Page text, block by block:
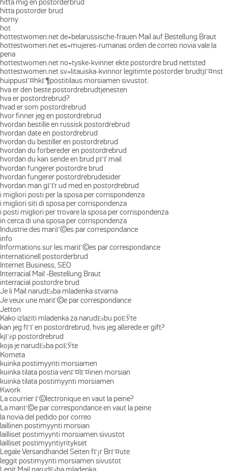
hitta mig en postorderbrud
hitta postorder brud
horny
hot
hottestwomen.net de+belarussische-frauen Mail auf Bestellung Braut
hottestwomen.net es+mujeres-rumanas orden de correo novia vale la
pena
hottestwomen.net no+tyske-kvinner ekte postordre brud nettsted
hottestwomen.net sv+litauiska-kvinnor legitimte postorder brudtjГ¤nst
huippusГ¤hkГ¶postitilaus morsiamen sivustot.
hva er den beste postordrebrudtjenesten
hva er postordrebrud?
hvad er som postordrebrud
hvor finner jeg en postordrebrud
hvordan bestille en russisk postordrebrud
hvordan date en postordrebrud
hvordan du bestiller en postordrebrud
hvordan du forbereder en postordrebrud
hvordan du kan sende en brud pГҐ mail
hvordan fungerer postordre brud
hvordan fungerer postordrebrudesider
hvordan man gГҐr ud med en postordrebrud
i migliori posti per la sposa per corrispondenza
i migliori siti di sposa per corrispondenza
i posti migliori per trovare la sposa per corrispondenza
in cerca di una sposa per corrispondenza
Industrie des mariГ©es par correspondance
info
Informations sur les mariГ©es par correspondance
internationell postorderbrud
Internet Business, SEO
Interracial Mail -Bestellung Braut
interracial postordre brud
Je li Mail narudЕѕba mladenka stvarna
Je veux une mariГ©e par correspondance
Jetton
Kako izlaziti mladenka za narudЕѕbu poЕЎte
kan jeg fГҐ en postordrebrud, hvis jeg allerede er gift?
kjГёp postordrebrud
koja je narudЕѕba poЕЎte
Kometa
kuinka postimyynti morsiamen
kuinka tilata postia venГ¤lГ¤inen morsian
kuinka tilata postimyynti morsiamen
Kwork
La courrier Г©lectronique en vaut la peine?
La mariГ©e par correspondance en vaut la peine
la novia del pedido por correo
laillinen postimyynti morsian
lailliset postimyynti morsiamen sivustot
lailliset postimyyntiyritykset
Legale Versandhandel Seiten fГјr BrГ¤ute
leggit postimyynti morsiamen sivustot
Legit Mail narudЕѕba mladenka